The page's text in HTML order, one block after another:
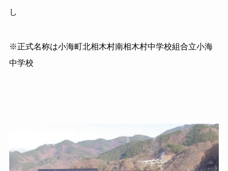
し
※正式名称は小海町北相木村南相木村中学校組合立小海
中学校